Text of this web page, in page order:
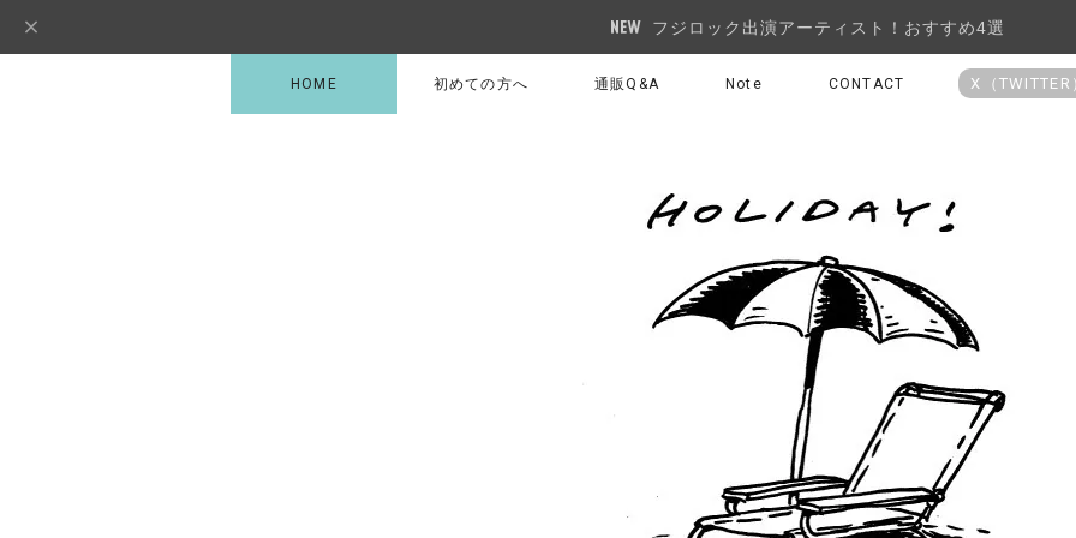
フジロック出演アーティスト！おすすめ4選
HOME 初めての方へ 通販Q&A Note CONTACT X（TWITTER